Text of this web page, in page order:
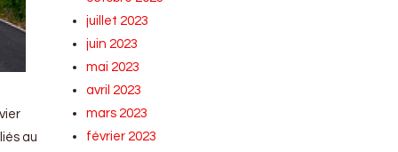
au
juillet 2023
juin 2023
mai 2023
avril 2023
mars 2023
février 2023